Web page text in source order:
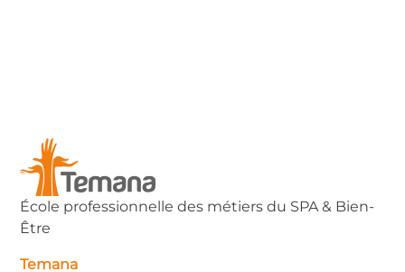
École professionnelle des métiers du SPA & Bien-
Être
Temana